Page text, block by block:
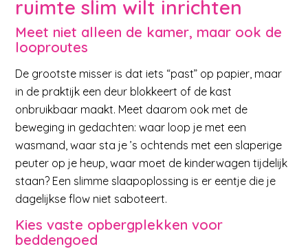
ruimte slim wilt inrichten
Meet niet alleen de kamer, maar ook de
looproutes
De grootste misser is dat iets “past” op papier, maar
in de praktijk een deur blokkeert of de kast
onbruikbaar maakt. Meet daarom ook met de
beweging in gedachten: waar loop je met een
wasmand, waar sta je ’s ochtends met een slaperige
peuter op je heup, waar moet de kinderwagen tijdelijk
staan? Een slimme slaapoplossing is er eentje die je
dagelijkse flow niet saboteert.
Kies vaste opbergplekken voor
beddengoed